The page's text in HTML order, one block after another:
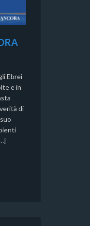
Ebrei
e in
di